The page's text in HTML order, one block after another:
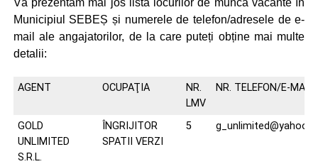
Vă prezentăm mai jos lista locurilor de muncă vacante în
Municipiul SEBEȘ și numerele de telefon/adresele de e-
mail ale angajatorilor, de la care puteți obține mai multe
detalii:
AGENT OCUPAŢIA
NR.
LMV
NR. TELEFON/E-MAIL
GOLD
UNLIMITED
S.R.L.
ÎNGRIJITOR
SPATII VERZI
5